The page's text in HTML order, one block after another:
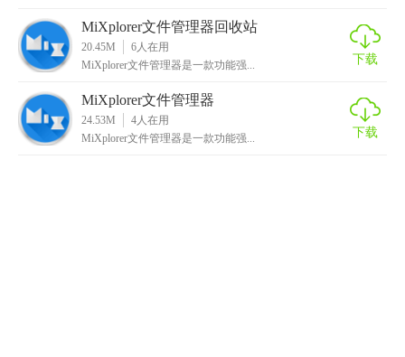
MiXplorer文件管理器回收站
20.45M 6人在用
MiXplorer文件管理器是一款功能强...
下载
MiXplorer文件管理器
24.53M 4人在用
MiXplorer文件管理器是一款功能强...
下载